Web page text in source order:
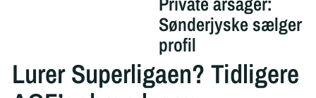
Sønderjyske sælger
profil
Lurer Superligaen? Tidligere